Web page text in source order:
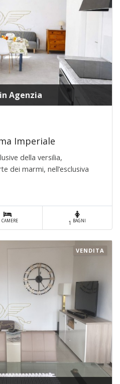
Agenzia
Imperiale
della versilia,
dei marmi, nell’esclusiva
CAMERE 1 BAGNI
VENDITA